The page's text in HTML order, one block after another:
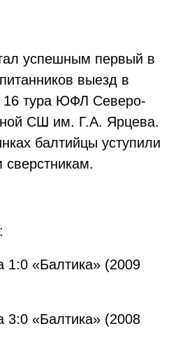
успешным первый в
выезд в
16 тура ЮФЛ Северо-
СШ им. Г.А. Ярцева.
балтийцы уступили
сверстникам.
«Балтика» (2009
«Балтика» (2008